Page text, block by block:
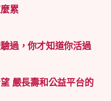
累
過，你才知道你活過
嚴長壽和公益平台的